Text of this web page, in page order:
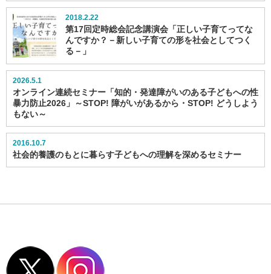
2018.2.22
第17回定時総会記念講演会「正しい子育てってな
んですか？－新しい子育ての形を社会としてつく
る－」
2026.5.1
オンライン連続セミナー「知的・発達障がいのある子どもへの性
暴力防止2026」～STOP! 障がいがあるから・STOP! どうしよう
もない～
2016.10.7
社会的養護のもとに暮らす子どもへの理解を深めるセミナー